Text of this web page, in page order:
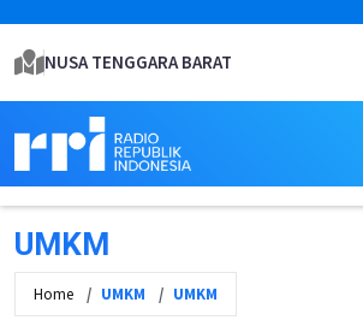
NUSA TENGGARA BARAT
UMKM
Home UMKM UMKM